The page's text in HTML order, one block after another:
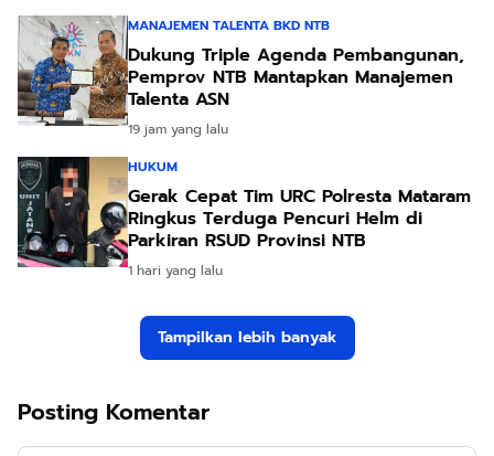
MANAJEMEN TALENTA BKD NTB
Dukung Triple Agenda Pembangunan,
Pemprov NTB Mantapkan Manajemen
Talenta ASN
19 jam yang lalu
HUKUM
Gerak Cepat Tim URC Polresta Mataram
Ringkus Terduga Pencuri Helm di
Parkiran RSUD Provinsi NTB
1 hari yang lalu
Tampilkan lebih banyak
Posting Komentar